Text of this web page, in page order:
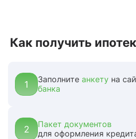
Как получить
1 Заполните анкету на
банка
2
Пакет документов
для оформления